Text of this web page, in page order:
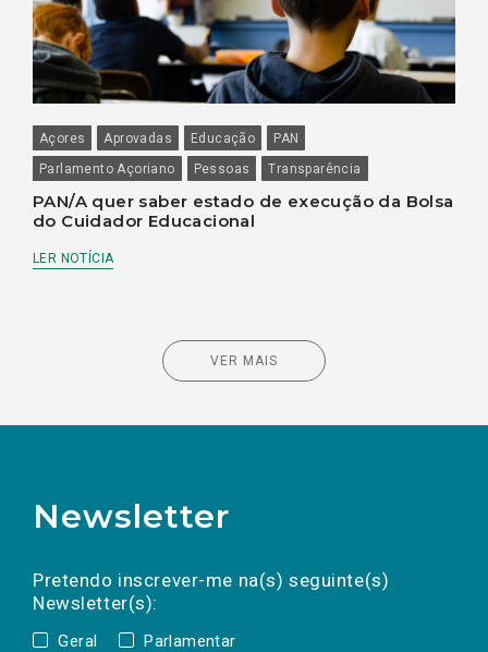
Açores Aprovadas Educação
PAN
Parlamento Açoriano
Pessoas Transparência
PAN/A quer saber estado de execução da Bolsa
do Cuidador Educacional
LER NOTÍCIA
VER MAIS
Newsletter
Pretendo inscrever-me na(s) seguinte(s)
Newsletter(s):
Geral Parlamentar
a(s) newsletter(s).
mail